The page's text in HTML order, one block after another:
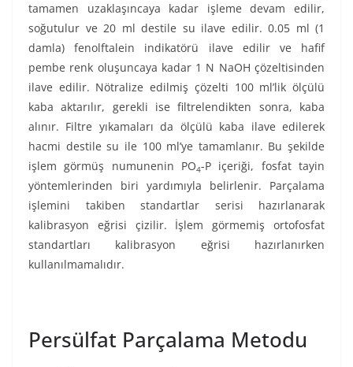
tamamen uzaklaşıncaya kadar işleme devam edilir,
soğutulur ve 20 ml destile su ilave edilir. 0.05 ml (1
damla) fenolftalein indikatörü ilave edilir ve hafif
pembe renk oluşuncaya kadar 1 N NaOH çözeltisinden
ilave edilir. Nötralize edilmiş çözelti 100 ml’lik ölçülü
kaba aktarılır, gerekli ise filtrelendikten sonra, kaba
alınır. Filtre yıkamaları da ölçülü kaba ilave edilerek
hacmi destile su ile 100 ml’ye tamamlanır. Bu şekilde
işlem görmüş numunenin PO4-P içeriği, fosfat tayin
yöntemlerinden biri yardımıyla belirlenir. Parçalama
işlemini takiben standartlar serisi hazırlanarak
kalibrasyon eğrisi çizilir. İşlem görmemiş ortofosfat
standartları kalibrasyon eğrisi hazırlanırken
kullanılmamalıdır.
Persülfat Parçalama Metodu